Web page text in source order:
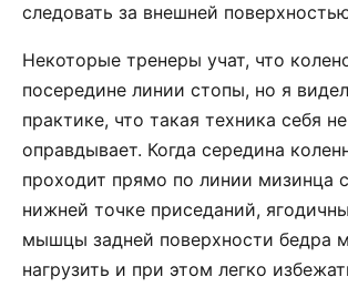
следовать за внешней
Некоторые тренеры учат, что
посередине линии стопы, но я
практике, что такая техника себя не
оправдывает. Когда середина
проходит прямо по линии мизинца
нижней точке приседаний,
мышцы задней поверхности бедра
нагрузить и при этом легко